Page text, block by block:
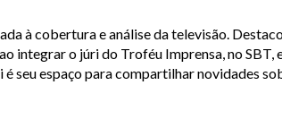
à cobertura e análise da televisão.
o júri do Troféu Imprensa, no SBT,
seu espaço para compartilhar novidades